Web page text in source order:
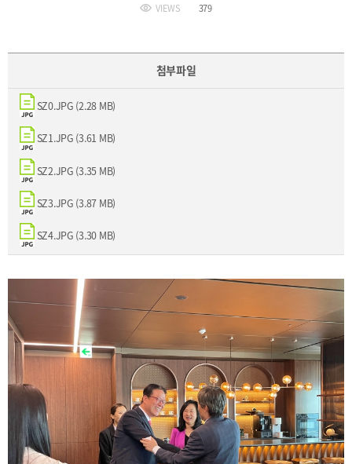
2022
2020
새소식
언론보도
보고서
[48400] 부산광역시 남구 문현금융로40
부산국제금융센터 52층 부산국제금융진흥원
VIEWS 379
첨부파일
SZ0.JPG (2.28 MB)
SZ1.JPG (3.61 MB)
SZ2.JPG (3.35 MB)
SZ3.JPG (3.87 MB)
SZ4.JPG (3.30 MB)